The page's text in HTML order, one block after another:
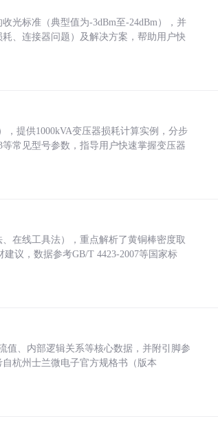
光标准（典型值为-3dBm至-24dBm），并
、连接器问题）及解决方案，帮助用户快
，提供1000kVA变压器损耗计算实例，分步
常见型号参数，指导用户快速掌握变压器
在线工具法），重点解析了黄铜棒密度取
议，数据参考GB/T 4423-2007等国家标
值、内部逻辑关系等核心数据，并附引脚参
杭州士兰微电子官方规格书（版本